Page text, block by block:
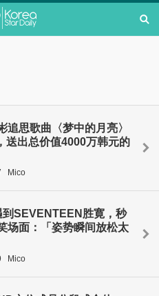
追思歌曲〈梦中的月亮〉
送出总价值4000万韩元的
Mico
SEVENTEEN胜寛，秒
场面：「姿势瞬间放松太
Mico